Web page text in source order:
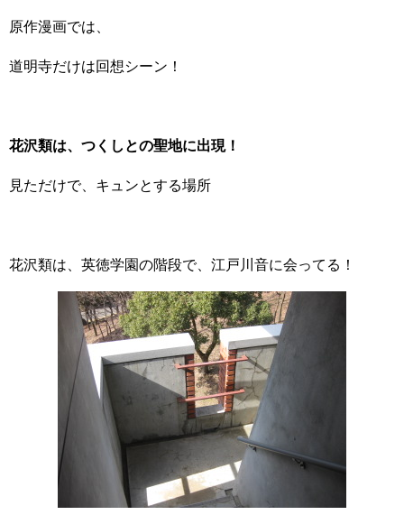
原作漫画では、
道明寺だけは回想シーン！
花沢類は、つくしとの聖地に出現！
見ただけで、キュンとする場所
花沢類は、英徳学園の階段で、江戸川音に会ってる！